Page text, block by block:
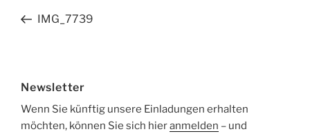
Beitragsnavigation
Vorheriger
IMG_7739
Newsletter
Wenn Sie künftig unsere Einladungen erhalten
möchten, können Sie sich hieranmelden – und